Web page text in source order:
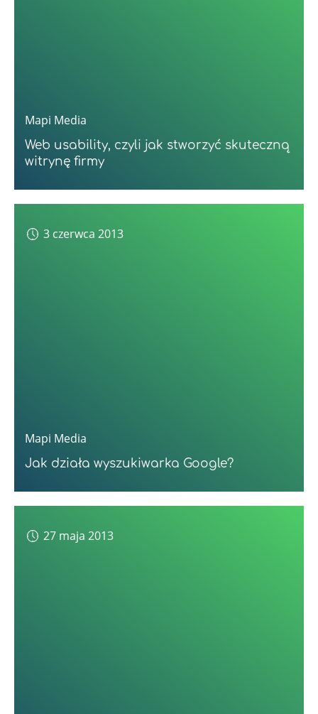
Mapi Media
Web usability, czyli jak stworzyć skuteczną
witrynę firmy
3 czerwca 2013
Mapi Media
Jak działa wyszukiwarka Google?
27 maja 2013